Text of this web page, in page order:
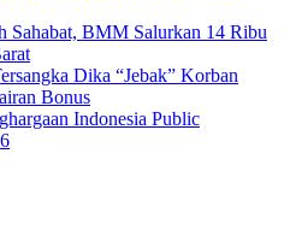
Sahabat, BMM Salurkan 14 Ribu
Dika “Jebak” Korban
Bonus
Indonesia Public